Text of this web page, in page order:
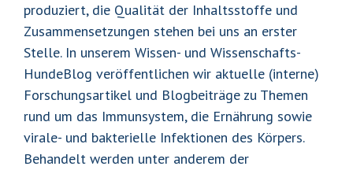
produziert, die Qualität der Inhaltsstoffe und
Zusammensetzungen stehen bei uns an erster
Stelle. In unserem Wissen- und Wissenschafts-
HundeBlog veröffentlichen wir aktuelle (interne)
Forschungsartikel und Blogbeiträge zu Themen
rund um das Immunsystem, die Ernährung sowie
virale- und bakterielle Infektionen des Körpers.
Behandelt werden unter anderem der